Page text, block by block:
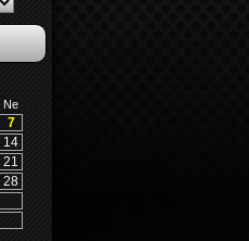
Ne
7
14
21
28